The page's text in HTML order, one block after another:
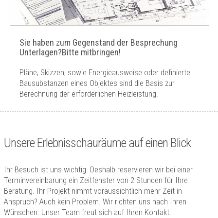
Sie haben zum Gegenstand der Besprechung
Unterlagen?Bitte mitbringen!
Pläne, Skizzen, sowie Energieausweise oder definierte
Bausubstanzen eines Objektes sind die Basis zur
Berechnung der erforderlichen Heizleistung.
Unsere Erlebnisschauräume auf einen Blick
Ihr Besuch ist uns wichtig. Deshalb reservieren wir bei einer
Terminvereinbarung ein Zeitfenster von 2 Stunden für Ihre
Beratung. Ihr Projekt nimmt voraussichtlich mehr Zeit in
Anspruch? Auch kein Problem. Wir richten uns nach Ihren
Wünschen. Unser Team freut sich auf Ihren Kontakt.